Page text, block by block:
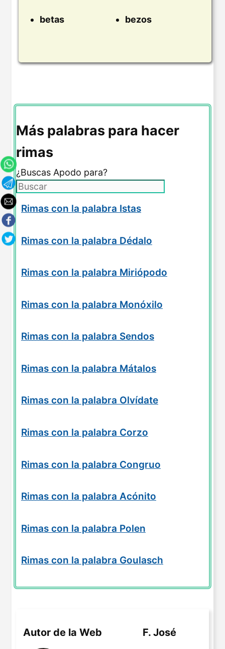
betas bezos
Más palabras para hacer
rimas
¿Buscas Apodo para?
Rimas con la palabra Istas
Rimas con la palabra Dédalo
Rimas con la palabra Miriópodo
Rimas con la palabra Monóxilo
Rimas con la palabra Sendos
Rimas con la palabra Mátalos
Rimas con la palabra Olvídate
Rimas con la palabra Corzo
Rimas con la palabra Congruo
Rimas con la palabra Acónito
Rimas con la palabra Polen
Rimas con la palabra Goulasch
Autor de la Web F. José